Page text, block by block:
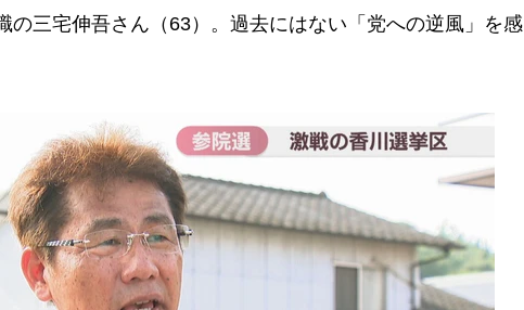
三宅伸吾さん（63）。過去にはない「党への逆風」を感